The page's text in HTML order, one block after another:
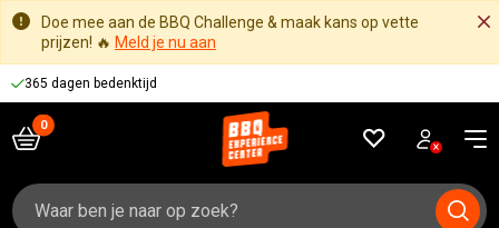
Doe mee aan de BBQ Challenge & maak kans op vette
prijzen! 🔥 Meld je nu aan
365 dagen bedenktijd
Zoeken
naar: